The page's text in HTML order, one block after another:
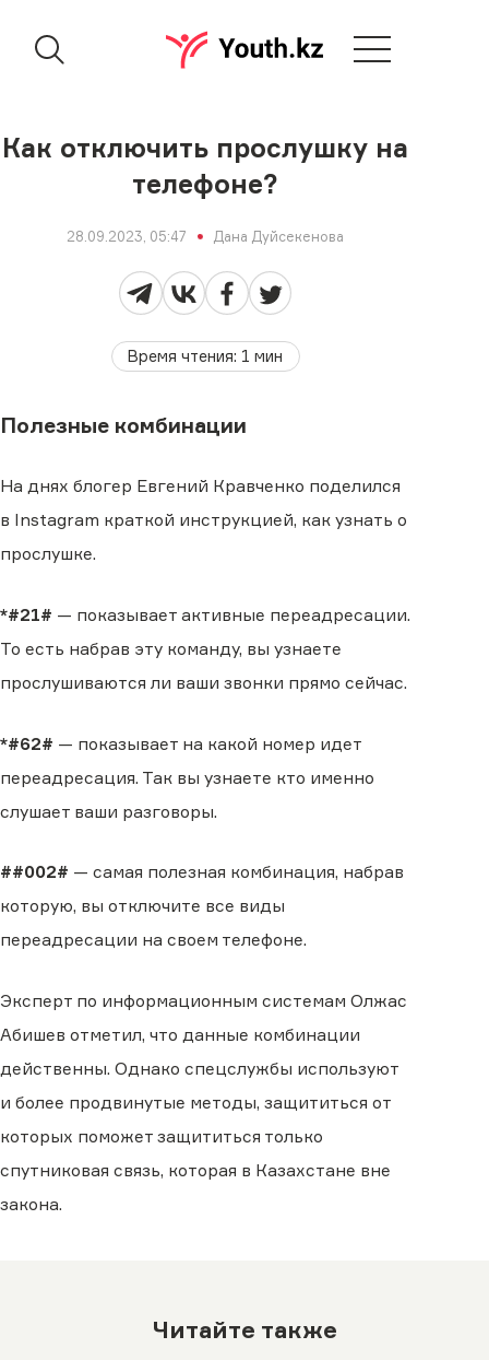
Как отключить прослушку на
телефоне?
28.09.2023, 05:47 Дана Дуйсекенова
Время чтения: 1 мин
Полезные комбинации
На днях блогер Евгений Кравченко поделился
в Instagram краткой инструкцией, как узнать о
прослушке.
*#21# — показывает активные переадресации.
То есть набрав эту команду, вы узнаете
прослушиваются ли ваши звонки прямо сейчас.
*#62# — показывает на какой номер идет
переадресация. Так вы узнаете кто именно
слушает ваши разговоры.
##002# — самая полезная комбинация, набрав
которую, вы отключите все виды
переадресации на своем телефоне.
Эксперт по информационным системам Олжас
Абишев отметил, что данные комбинации
действенны. Однако спецслужбы используют
и более продвинутые методы, защититься от
которых поможет защититься только
спутниковая связь, которая в Казахстане вне
закона.
Читайте также